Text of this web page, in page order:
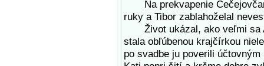
Na prekvapenie
ruky a Tibor zablahoželal
Život ukázal, ako veľmi sa
stala obľúbenou krajčírkou
po svadbe ju poverili